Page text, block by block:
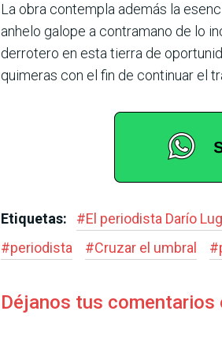
La obra contempla además la
anhelo galope a contramano de lo
derrotero en esta tierra de
quime­ras con el fin de con­tinuar el
Etiquetas: #El periodista Darío
#periodista #Cruzar el umbral #
Déjanos tus comentarios